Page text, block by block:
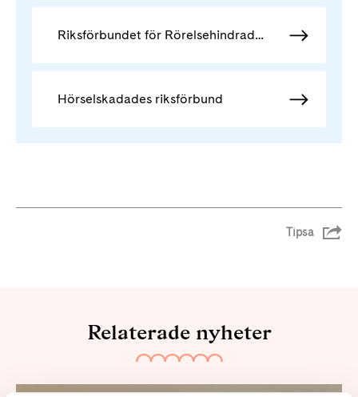
Riksförbundet för Rörelsehindrade barn och ungdomar
Hörselskadades riksförbund
Tipsa
Relaterade nyheter